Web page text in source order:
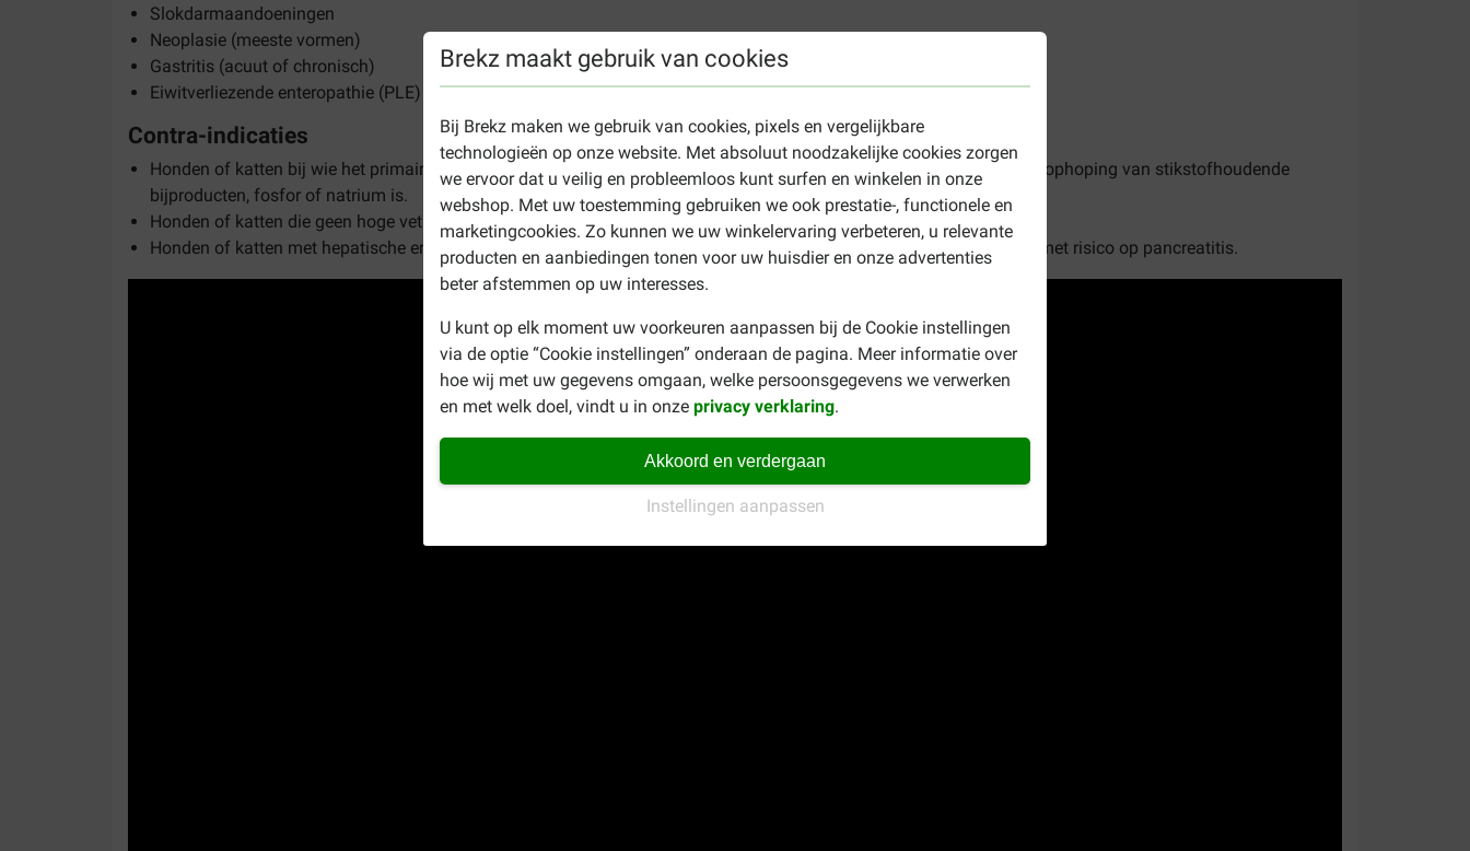
Brekz maakt gebruik van cookies
Bij Brekz maken we gebruik van cookies, pixels en vergelijkbare
technologieën op onze website. Met absoluut noodzakelijke cookies zorgen
we ervoor dat u veilig en probleemloos kunt surfen en winkelen in onze
webshop. Met uw toestemming gebruiken we ook prestatie-, functionele en
marketingcookies. Zo kunnen we uw winkelervaring verbeteren, u relevante
producten en aanbiedingen tonen voor uw huisdier en onze advertenties
beter afstemmen op uw interesses.
U kunt op elk moment uw voorkeuren aanpassen bij de Cookie instellingen
via de optie “Cookie instellingen” onderaan de pagina. Meer informatie over
hoe wij met uw gegevens omgaan, welke persoonsgegevens we verwerken
en met welk doel, vindt u in onze privacy verklaring.
Akkoord en verdergaan
Instellingen aanpassen
Slokdarmaandoeningen
Neoplasie (meeste vormen)
Gastritis (acuut of chronisch)
Eiwitverliezende enteropathie (PLE) zonder lymfangiëctasie bij honden
Contra-indicaties
Honden of katten bij wie het primaire therapeutische doel het voorkomen van vochtretentie of het voorkomen van de ophoping van stikstofhoudende
bijproducten, fosfor of natrium is.
Honden of katten die geen hoge vetinname kunnen verdragen.
Honden of katten met hepatische encefalopathie, hyperlipidemie, pancreatitis, voorgeschiedenis van pancreatitis of met risico op pancreatitis.